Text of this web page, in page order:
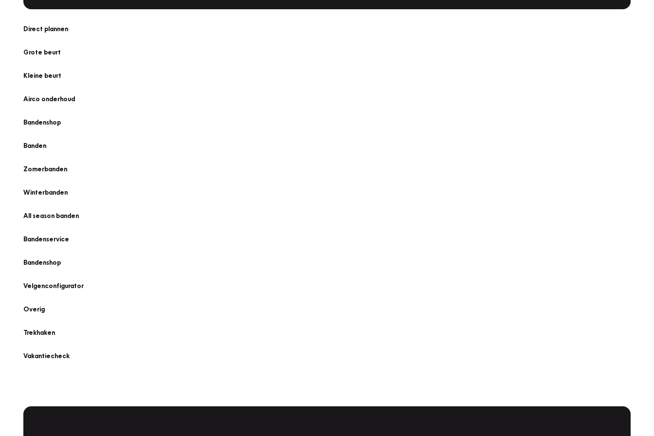
Direct plannen
Grote beurt
Kleine beurt
Airco onderhoud
Bandenshop
Banden
Zomerbanden
Winterbanden
All season banden
Bandenservice
Bandenshop
Velgenconfigurator
Overig
Trekhaken
Vakantiecheck